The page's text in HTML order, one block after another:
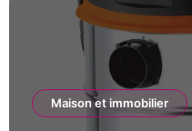
Maison et immobilier